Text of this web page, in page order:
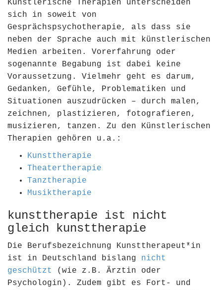
Künstlerische Therapien unterscheiden
sich in soweit von
Gesprächspsychotherapie, als dass sie
neben der Sprache auch mit künstlerischen
Medien arbeiten. Vorerfahrung oder
sogenannte Begabung ist dabei keine
Voraussetzung. Vielmehr geht es darum,
Gedanken, Gefühle, Problematiken und
Situationen auszudrücken – durch malen,
zeichnen, plastizieren, fotografieren,
musizieren, tanzen. Zu den Künstlerischen
Therapien gehören u.a.:
Kunsttherapie
Theatertherapie
Tanztherapie
Musiktherapie
kunsttherapie ist nicht
gleich kunsttherapie
Die Berufsbezeichnung Kunsttherapeut*in
ist in Deutschland bislang nicht
geschützt
(wie z.B. Ärztin oder
Psychologin). Zudem gibt es Fort- und